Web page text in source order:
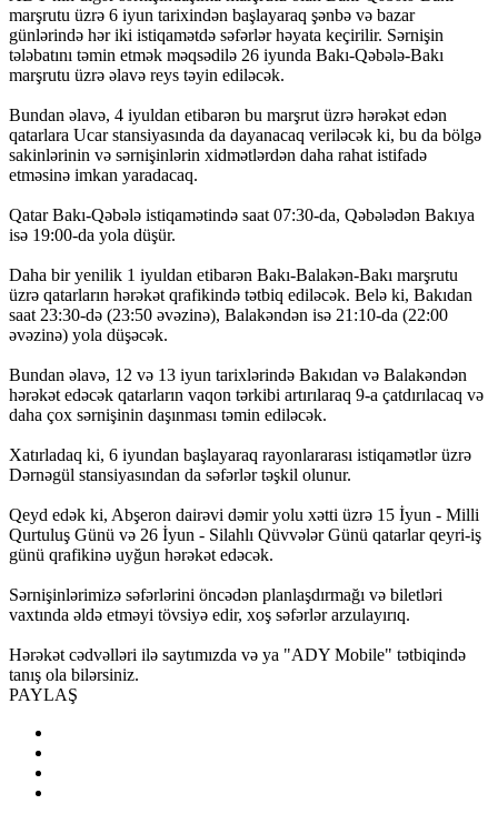
marşrutu üzrə 6 iyun tarixindən başlayaraq şənbə və bazar
günlərində hər iki istiqamətdə səfərlər həyata keçirilir. Sərnişin
tələbatını təmin etmək məqsədilə 26 iyunda Bakı-Qəbələ-Bakı
marşrutu üzrə əlavə reys təyin ediləcək.
Bundan əlavə, 4 iyuldan etibarən bu marşrut üzrə hərəkət edən
qatarlara Ucar stansiyasında da dayanacaq veriləcək ki, bu da bölgə
sakinlərinin və sərnişinlərin xidmətlərdən daha rahat istifadə
etməsinə imkan yaradacaq.
Qatar Bakı-Qəbələ istiqamətində saat 07:30-da, Qəbələdən Bakıya
isə 19:00-da yola düşür.
Daha bir yenilik 1 iyuldan etibarən Bakı-Balakən-Bakı marşrutu
üzrə qatarların hərəkət qrafikində tətbiq ediləcək. Belə ki, Bakıdan
saat 23:30-də (23:50 əvəzinə), Balakəndən isə 21:10-da (22:00
əvəzinə) yola düşəcək.
Bundan əlavə, 12 və 13 iyun tarixlərində Bakıdan və Balakəndən
hərəkət edəcək qatarların vaqon tərkibi artırılaraq 9-a çatdırılacaq və
daha çox sərnişinin daşınması təmin ediləcək.
Xatırladaq ki, 6 iyundan başlayaraq rayonlararası istiqamətlər üzrə
Dərnəgül stansiyasından da səfərlər təşkil olunur.
Qeyd edək ki, Abşeron dairəvi dəmir yolu xətti üzrə 15 İyun - Milli
Qurtuluş Günü və 26 İyun - Silahlı Qüvvələr Günü qatarlar qeyri-iş
günü qrafikinə uyğun hərəkət edəcək.
Sərnişinlərimizə səfərlərini öncədən planlaşdırmağı və biletləri
vaxtında əldə etməyi tövsiyə edir, xoş səfərlər arzulayırıq.
Hərəkət cədvəlləri ilə saytımızda və ya "ADY Mobile" tətbiqində
tanış ola bilərsiniz.
PAYLAŞ